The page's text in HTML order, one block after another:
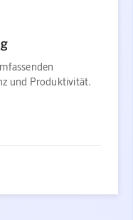
und Produktivität.